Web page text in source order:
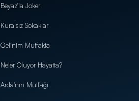
Beyaz'la Joker
Kuralsız Sokaklar
Gelinim Mutfakta
Neler Oluyor Hayatta?
Arda'nın Mutfağı